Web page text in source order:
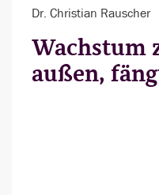
Dr. Christian Rauscher
Wachstum
außen,